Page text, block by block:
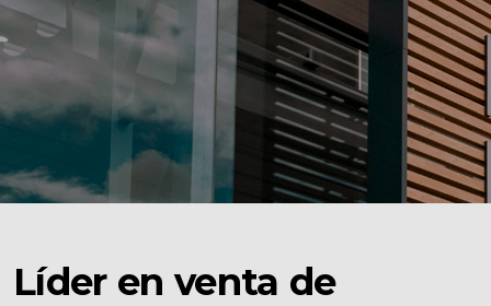
Seguros
Gamboa
Contacto
Líder en venta de